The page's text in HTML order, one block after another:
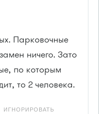
Парковочные
ничего. Зато
по которым
то 2 человека.
ИГНОРИРОВАТЬ